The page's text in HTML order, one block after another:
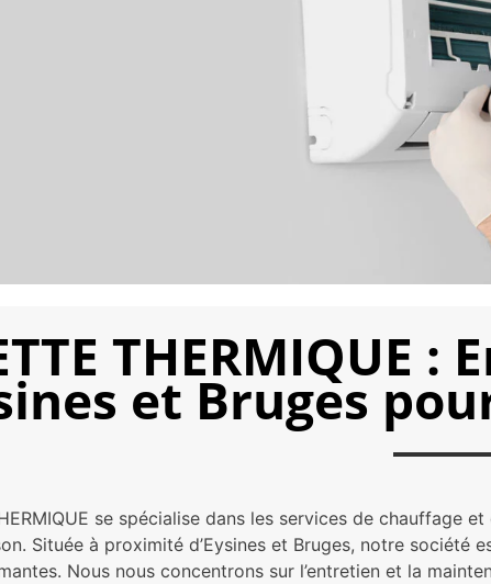
THERMIQUE
et Bruges
se spécialise dans les services de
Située à proximité d’Eysines et Bruges, notre
Nous nous concentrons sur l’entretien et la